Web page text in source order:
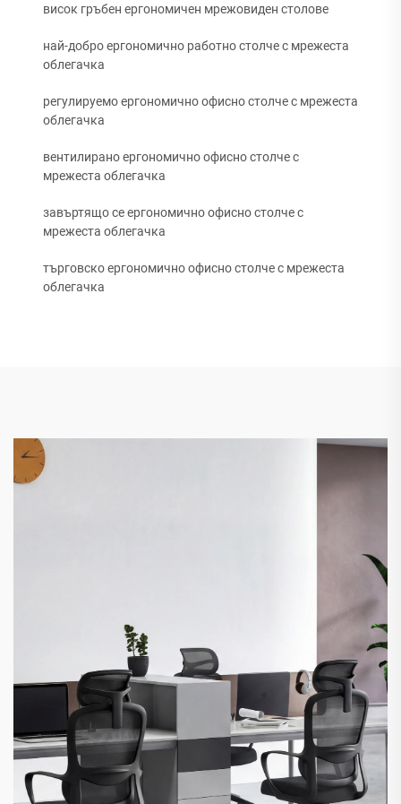
висок гръбен ергономичен мрежовиден столове
най-добро ергономично работно столче с мрежеста
облегачка
регулируемо ергономично офисно столче с мрежеста
облегачка
вентилирано ергономично офисно столче с
мрежеста облегачка
завъртящо се ергономично офисно столче с
мрежеста облегачка
търговско ергономично офисно столче с мрежеста
облегачка